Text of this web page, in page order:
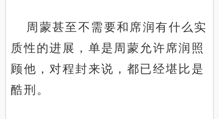
周蒙甚至不需要和席润有什么实
质性的进展，单是周蒙允许席润照
顾他，对程封来说，都已经堪比是
酷刑。